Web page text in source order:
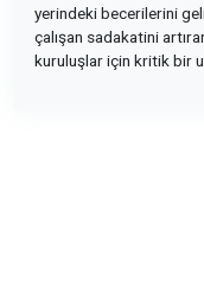
yerindeki becerilerini
çalışan sadakatini
kuruluşlar için kritik bir